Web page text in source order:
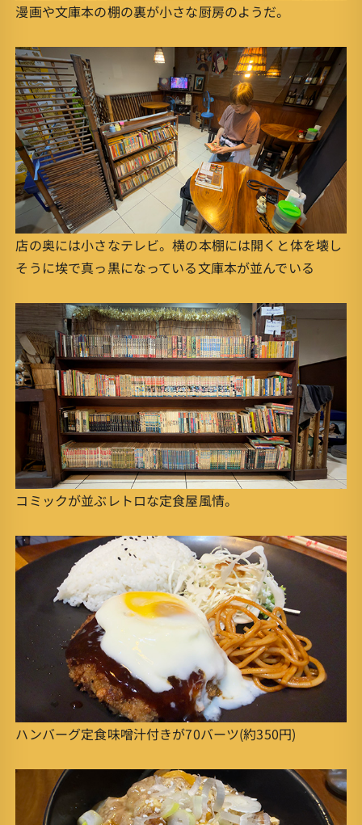
漫画や文庫本の棚の裏が小さな厨房のようだ。
店の奥には小さなテレビ。横の本棚には開くと体を壊し
そうに埃で真っ黒になっている文庫本が並んでいる
コミックが並ぶレトロな定食屋風情。
ハンバーグ定食味噌汁付きが70バーツ(約350円)